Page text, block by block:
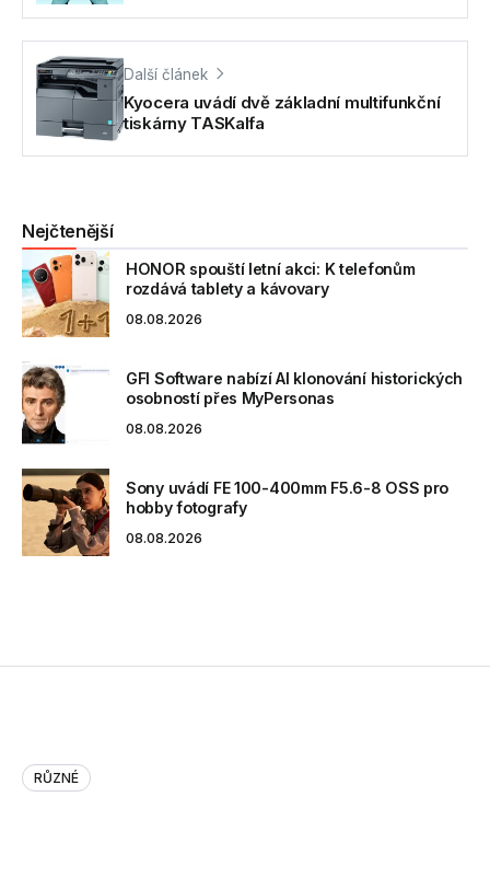
Další článek
Kyocera uvádí dvě základní multifunkční
tiskárny TASKalfa
Nejčtenější
HONOR spouští letní akci: K telefonům
rozdává tablety a kávovary
08.08.2026
GFI Software nabízí AI klonování historických
osobností přes MyPersonas
08.08.2026
Sony uvádí FE 100-400mm F5.6-8 OSS pro
hobby fotografy
08.08.2026
RŮZNÉ